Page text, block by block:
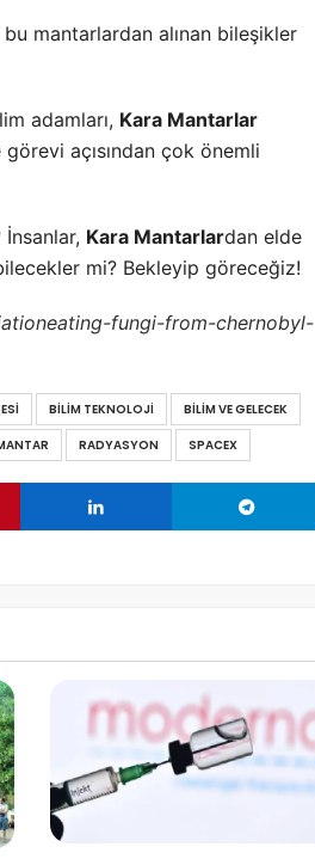
mantarlardan alınan bileşikler
adamları, Kara Mantarlar
açısından çok önemli
Kara Mantarlardan elde
mi? Bekleyip göreceğiz!
fungi-from-chernobyl-
BILIM TEKNOLOJI
BILIM VE GELECEK
RADYASYON SPACEX